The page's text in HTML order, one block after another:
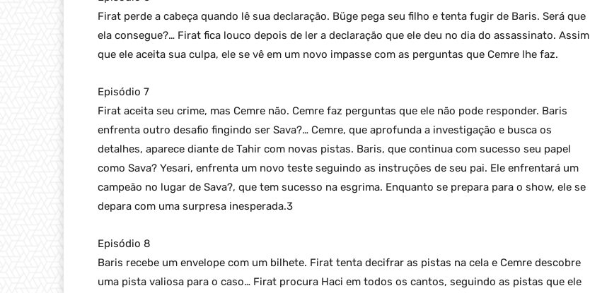
Firat perde a cabeça quando lê sua declaração. Büge pega seu filho e tenta fugir de Baris. Será que
ela consegue?… Firat fica louco depois de ler a declaração que ele deu no dia do assassinato. Assim
que ele aceita sua culpa, ele se vê em um novo impasse com as perguntas que Cemre lhe faz.
Episódio 7
Firat aceita seu crime, mas Cemre não. Cemre faz perguntas que ele não pode responder. Baris
enfrenta outro desafio fingindo ser Sava?… Cemre, que aprofunda a investigação e busca os
detalhes, aparece diante de Tahir com novas pistas. Baris, que continua com sucesso seu papel
como Sava? Yesari, enfrenta um novo teste seguindo as instruções de seu pai. Ele enfrentará um
campeão no lugar de Sava?, que tem sucesso na esgrima. Enquanto se prepara para o show, ele se
depara com uma surpresa inesperada.3
Episódio 8
Baris recebe um envelope com um bilhete. Firat tenta decifrar as pistas na cela e Cemre descobre
uma pista valiosa para o caso… Firat procura Haci em todos os cantos, seguindo as pistas que ele